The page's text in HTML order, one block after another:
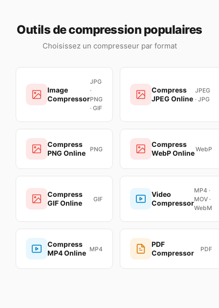
Outils de compression populaires
Choisissez un compresseur par format
Image
Compressor
JPG
·
PNG
· GIF
Compress
JPEG Online
JPEG
· JPG
Compress
PNG Online
PNG
Compress
WebP OnlineWebP
Compress
GIF Online
GIF
Video
Compressor
MP4 ·
MOV ·
WebM
Compress
MP4 Online MP4
PDF
Compressor
PDF